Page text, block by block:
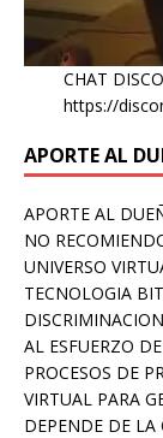
CHAT
https://
APORTE AL
APORTE AL
NO
UNIVERSO
TECNOLOGIA
AL ESFUERZO
PROCESOS DE
VIRTUAL PARA
DEPENDE DE LA